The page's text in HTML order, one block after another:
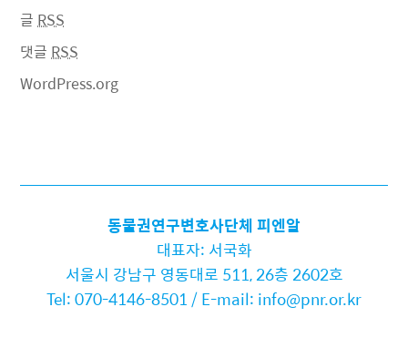
글 RSS
댓글 RSS
WordPress.org
동물권연구변호사단체 피엔알
대표자: 서국화
서울시 강남구 영동대로 511, 26층 2602호
Tel: 070-4146-8501 / E-mail: info@pnr.or.kr